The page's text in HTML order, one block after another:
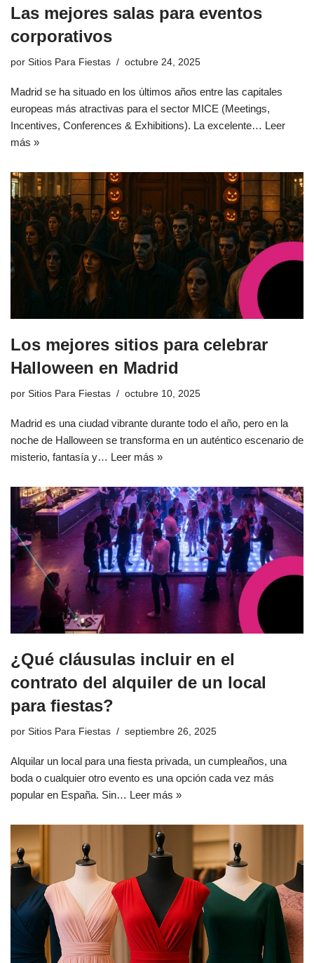
Las mejores salas para eventos
corporativos
por Sitios Para Fiestas octubre 24, 2025
Madrid se ha situado en los últimos años entre las capitales
europeas más atractivas para el sector MICE (Meetings,
Incentives, Conferences & Exhibitions). La excelente… Leer
más »
Los mejores sitios para celebrar
Halloween en Madrid
por Sitios Para Fiestas octubre 10, 2025
Madrid es una ciudad vibrante durante todo el año, pero en la
noche de Halloween se transforma en un auténtico escenario de
misterio, fantasía y… Leer más »
¿Qué cláusulas incluir en el
contrato del alquiler de un local
para fiestas?
por Sitios Para Fiestas septiembre 26, 2025
Alquilar un local para una fiesta privada, un cumpleaños, una
boda o cualquier otro evento es una opción cada vez más
popular en España. Sin… Leer más »